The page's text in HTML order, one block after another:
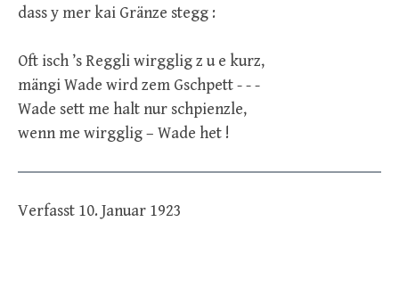
dass y mer kai Gränze stegg :
Oft isch ’s Reggli wirgglig z u e kurz,
mängi Wade wird zem Gschpett - - -
Wade sett me halt nur schpienzle,
wenn me wirgglig – Wade het !
Verfasst 10. Januar 1923